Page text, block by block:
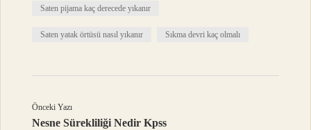
Saten pijama kaç derecede yıkanır
Saten yatak örtüsü nasıl yıkanır Sıkma devri kaç olmalı
Önceki Yazı
Nesne Sürekliliği Nedir Kpss